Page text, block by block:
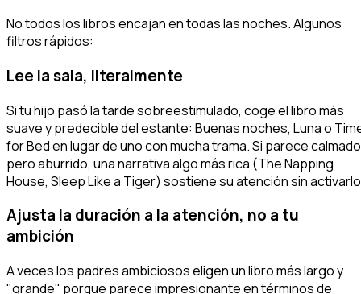
No todos los libros encajan en todas las noches. Algunos
filtros rápidos:
Lee la sala, literalmente
Si tu hijo pasó la tarde sobreestimulado, coge el libro más
suave y predecible del estante: Buenas noches, Lunao
for Beden lugar de uno con mucha trama. Si parece calmado
pero aburrido, una narrativa algo más rica (The Napping
House, Sleep Like a Tiger) sostiene su atención sin
Ajusta la duración a la atención, no a tu
ambición
A veces los padres ambiciosos eligen un libro más largo y
"grande" porque parece impresionante en términos de